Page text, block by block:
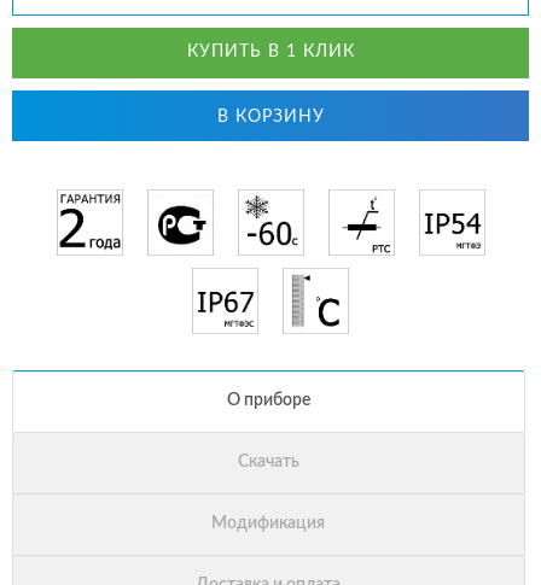
КУПИТЬ В 1 КЛИК
В КОРЗИНУ